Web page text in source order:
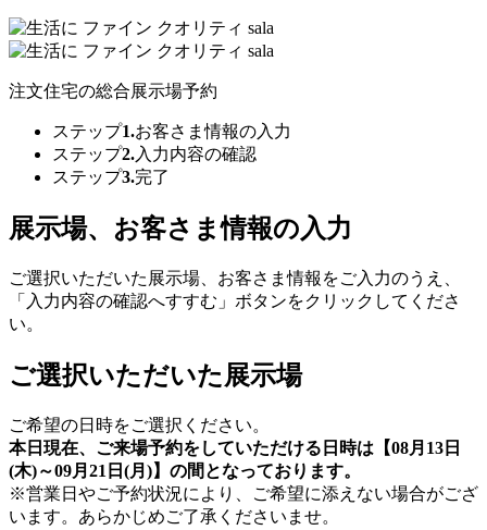
注文住宅の総合展示場予約
ステップ1.お客さま情報の入力
ステップ2.入力内容の確認
ステップ3.完了
展示場、お客さま情報の入力
ご選択いただいた展示場、お客さま情報をご入力のうえ、
「入力内容の確認へすすむ」ボタンをクリックしてくださ
い。
ご選択いただいた展示場
ご希望の日時をご選択ください。
本日現在、ご来場予約をしていただける日時は【08月13日
(木)～09月21日(月)】の間となっております。
※営業日やご予約状況により、ご希望に添えない場合がござ
います。あらかじめご了承くださいませ。